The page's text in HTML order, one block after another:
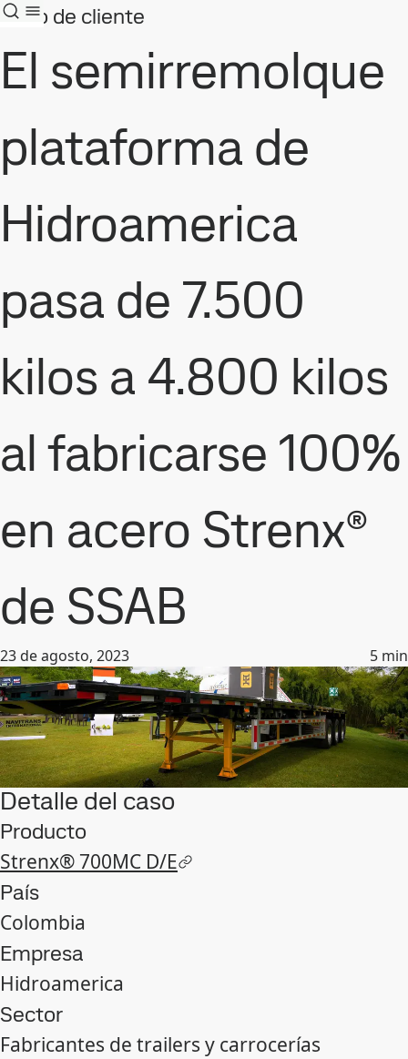
Caso de cliente
El semirremolque
plataforma de
Hidroamerica
pasa de 7.500
kilos a 4.800 kilos
al fabricarse 100%
en acero Strenx®
de SSAB
23 de agosto, 2023 5 min
Detalle del caso
Producto
Strenx® 700MC D/E
País
Colombia
Empresa
Hidroamerica
Sector
Fabricantes de trailers y carrocerías